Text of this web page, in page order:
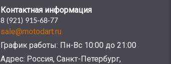
Контактная информация
8 (921) 915-68-77
sale@motodart.ru
График работы: Пн-Вс 10:00 до 21:00
Адрес: Россия, Санкт-Петербург,